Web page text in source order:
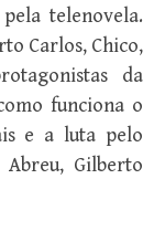
telenovela.
Carlos, Chico,
da
funciona o
e a luta pelo
Gilberto